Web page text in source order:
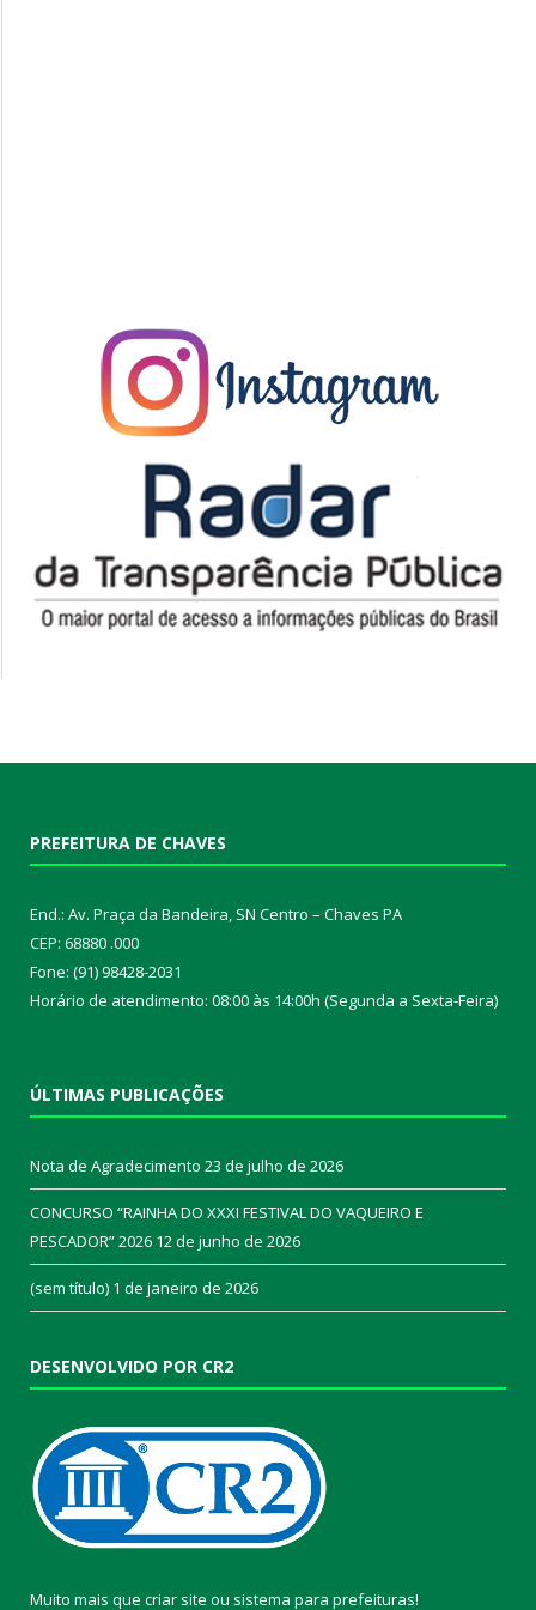
PREFEITURA DE CHAVES
End.: Av. Praça da Bandeira, SN Centro – Chaves PA
CEP: 68880 .000
Fone: (91) 98428-2031
Horário de atendimento: 08:00 às 14:00h (Segunda a Sexta-Feira)
ÚLTIMAS PUBLICAÇÕES
Nota de Agradecimento 23 de julho de 2026
CONCURSO “RAINHA DO XXXI FESTIVAL DO VAQUEIRO E
PESCADOR” 2026 12 de junho de 2026
(sem título) 1 de janeiro de 2026
DESENVOLVIDO POR CR2
Muito mais que criar site ou sistema para prefeituras!